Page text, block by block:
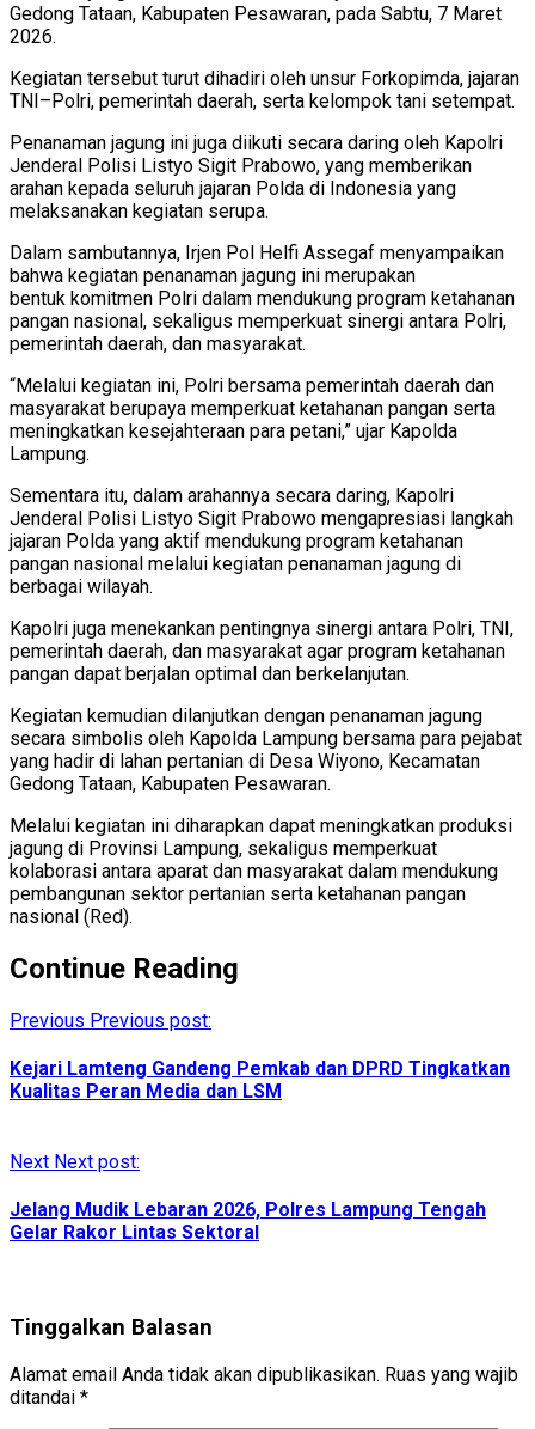
Gedong Tataan, Kabupaten Pesawaran, pada Sabtu, 7 Maret
2026.
Kegiatan tersebut turut dihadiri oleh unsur Forkopimda, jajaran
TNI–Polri, pemerintah daerah, serta kelompok tani setempat.
Penanaman jagung ini juga diikuti secara daring oleh Kapolri
Jenderal Polisi Listyo Sigit Prabowo, yang memberikan
arahan kepada seluruh jajaran Polda di Indonesia yang
melaksanakan kegiatan serupa.
Dalam sambutannya, Irjen Pol Helfi Assegaf menyampaikan
bahwa kegiatan penanaman jagung ini merupakan
bentuk komitmen Polri dalam mendukung program ketahanan
pangan nasional, sekaligus memperkuat sinergi antara Polri,
pemerintah daerah, dan masyarakat.
“Melalui kegiatan ini, Polri bersama pemerintah daerah dan
masyarakat berupaya memperkuat ketahanan pangan serta
meningkatkan kesejahteraan para petani,” ujar Kapolda
Lampung.
Sementara itu, dalam arahannya secara daring, Kapolri
Jenderal Polisi Listyo Sigit Prabowo mengapresiasi langkah
jajaran Polda yang aktif mendukung program ketahanan
pangan nasional melalui kegiatan penanaman jagung di
berbagai wilayah.
Kapolri juga menekankan pentingnya sinergi antara Polri, TNI,
pemerintah daerah, dan masyarakat agar program ketahanan
pangan dapat berjalan optimal dan berkelanjutan.
Kegiatan kemudian dilanjutkan dengan penanaman jagung
secara simbolis oleh Kapolda Lampung bersama para pejabat
yang hadir di lahan pertanian di Desa Wiyono, Kecamatan
Gedong Tataan, Kabupaten Pesawaran.
Melalui kegiatan ini diharapkan dapat meningkatkan produksi
jagung di Provinsi Lampung, sekaligus memperkuat
kolaborasi antara aparat dan masyarakat dalam mendukung
pembangunan sektor pertanian serta ketahanan pangan
nasional (Red).
Continue Reading
Previous Previous post:
Kejari Lamteng Gandeng Pemkab dan DPRD Tingkatkan
Kualitas Peran Media dan LSM
Next Next post:
Jelang Mudik Lebaran 2026, Polres Lampung Tengah
Gelar Rakor Lintas Sektoral
Tinggalkan Balasan
Alamat email Anda tidak akan dipublikasikan. Ruas yang wajib
ditandai *